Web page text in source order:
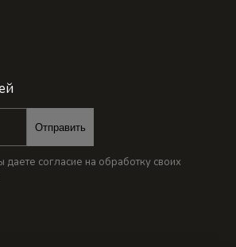
Отправить
согласие на обработку своих